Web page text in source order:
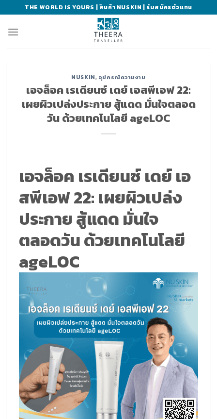
to
content
THE WORLD IS YOURS | สินค้า NUSKIN | รับสมัครตัวแทน
NUSKIN, อุปกรณ์ความงาม
เอจล็อค เรเดียนซ์ เดย์ เอสพีเอฟ 22:
เผยผิวเปล่งประกาย สู้แดด มั่นใจตลอด
วัน ด้วยเทคโนโลยี ageLOC
เอจล็อค เรเดียนซ์ เดย์ เอ
สพีเอฟ 22: เผยผิวเปล่ง
ประกาย สู้แดด มั่นใจ
ตลอดวัน ด้วยเทคโนโลยี
ageLOC